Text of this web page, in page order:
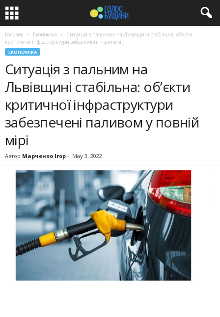
Головна Економіка
Ситуація з пальним на Львівщині стабільна: об’єкти
критичної інфраструктури забезпечені паливом...
ЕКОНОМІКА
Ситуація з пальним на
Львівщині стабільна: об’єкти
критичної інфраструктури
забезпечені паливом у повній
мірі
Автор Марченко Ігор - May 3, 2022